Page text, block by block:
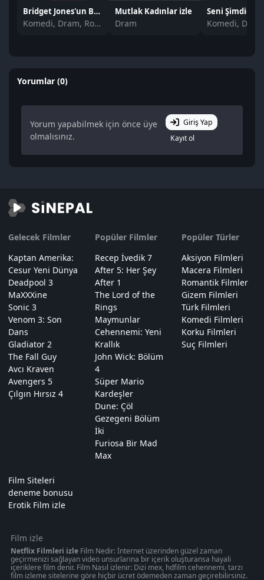
Bridget Jones'un Bebeği izle
Komedi, Dram, Romantik
Mutlak Kadınlar izle
Dram
Yorumlar (0)
Yorum yapabilmek için önce üye
olmalısınız.
Giriş Yap
Kayıt ol
Gelecek Filmler
Kaptan Amerika:
Cesur Yeni Dünya
Deadpool 3
MaXXXine
Sonic 3
Venom 3: Son
Dans
Gladiator 2
The Fall Guy
Avcı Kraven
Avengers 5
Çılgın Hırsız 4
Popüler Filmler
Recep İvedik 7
After 5: Her Şey
After 1
The Lord of the
Rings
Maymunlar
Cehennemi: Yeni
Krallık
John Wick: Bölüm
4
Süper Mario
Kardeşler
Dune: Çöl
Gezegeni Bölüm
İki
Furiosa Bir Mad
Max
Popüler Türler
Aksiyon Filmleri
Macera Filmleri
Romantik Filmler
Gizem Filmleri
Türk Filmleri
Komedi Filmleri
Korku Filmleri
Suç Filmleri
Film Siteleri
deneme bonusu
Erotik Film izle
Film izle
Netflix Filmleri izleFilm Nedir: İnternet üzerinden güzel zaman
geçirmenizi sağlayan video unsurlarına bir içerik oluşturansa hayali
içeriklere film denir. Film Nasıl izlenir: Dizi mex, hdfilm cehennemi, tarzı
film izleme sitelerine göre hiçbir ücret ödemeden zaman geçirebilirsiniz.